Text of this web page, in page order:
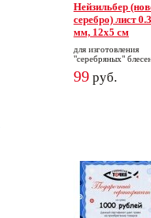
Нейзильбер
серебро) лист
мм, 12х5 см
для изготовления
"серебряных"
99 руб.